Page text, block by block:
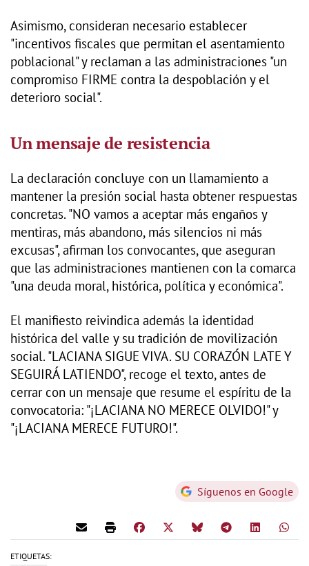
Asimismo, consideran necesario establecer
"incentivos fiscales que permitan el asentamiento
poblacional" y reclaman a las administraciones "un
compromiso FIRME contra la despoblación y el
deterioro social".
Un mensaje de resistencia
La declaración concluye con un llamamiento a
mantener la presión social hasta obtener respuestas
concretas. "NO vamos a aceptar más engaños y
mentiras, más abandono, más silencios ni más
excusas", afirman los convocantes, que aseguran
que las administraciones mantienen con la comarca
"una deuda moral, histórica, política y económica".
El manifiesto reivindica además la identidad
histórica del valle y su tradición de movilización
social. "LACIANA SIGUE VIVA. SU CORAZÓN LATE Y
SEGUIRÁ LATIENDO", recoge el texto, antes de
cerrar con un mensaje que resume el espíritu de la
convocatoria: "¡LACIANA NO MERECE OLVIDO!" y
"¡LACIANA MERECE FUTURO!".
Síguenos en Google
ETIQUETAS: